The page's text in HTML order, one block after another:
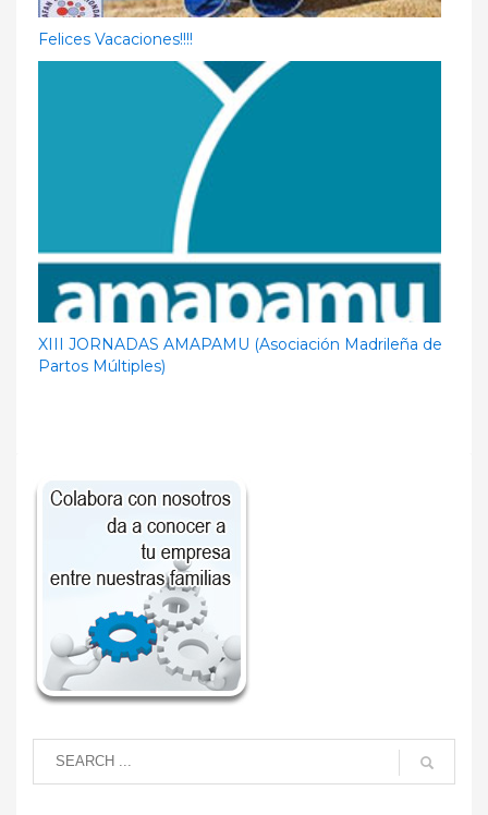
Felices Vacaciones!!!!
XIII JORNADAS AMAPAMU (Asociación Madrileña de
Partos Múltiples)